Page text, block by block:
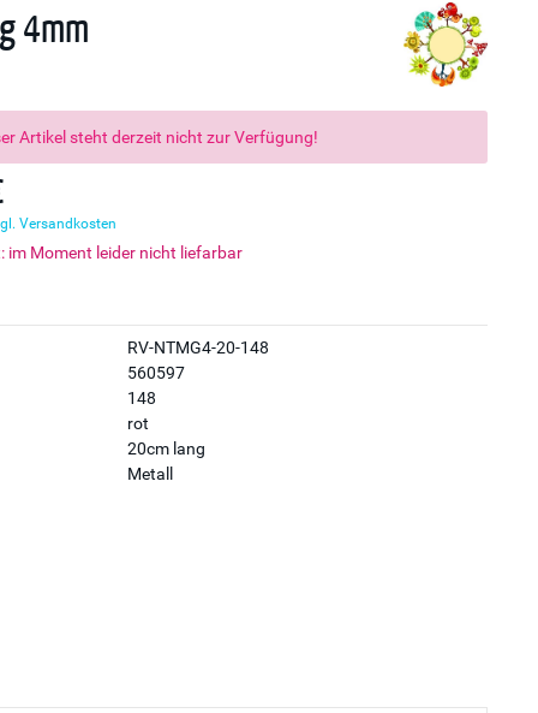
4mm
Artikel steht derzeit nicht zur Verfügung!
Versandkosten
im Moment leider nicht liefarbar
RV-NTMG4-20-148
560597
148
rot
20cm lang
Metall